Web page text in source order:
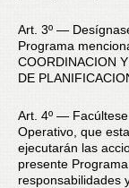
Art. 3º —
Programa
COORDINACION
DE
Art. 4º —
Operativo, que
ejecutarán las
presente
responsabilidades